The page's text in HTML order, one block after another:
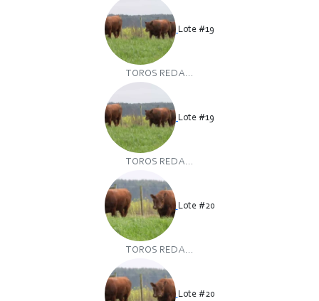
Lote #19
TOROS RED A...
Lote #19
TOROS RED A...
Lote #20
TOROS RED A...
Lote #20